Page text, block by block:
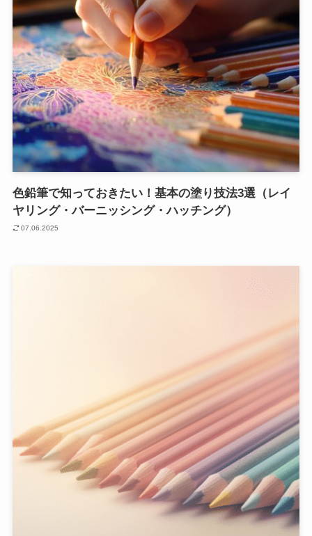
色鉛筆で知っておきたい！基本の塗り技法3選（レイ
ヤリング・バーニッシング・ハッチング）
07.06.2025